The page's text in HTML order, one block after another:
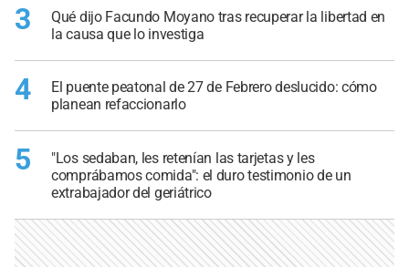
3
Qué dijo Facundo Moyano tras recuperar la libertad en
la causa que lo investiga
4
El puente peatonal de 27 de Febrero deslucido: cómo
planean refaccionarlo
5
"Los sedaban, les retenían las tarjetas y les
comprábamos comida": el duro testimonio de un
extrabajador del geriátrico